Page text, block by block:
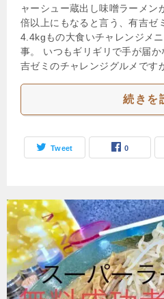
ャーシュー蔵出し味噌ラーメン
倍以上にもなると言う、有吉ゼ
4.4kgもの大食いチャレンジメ
事。 いつもギリギリで手が届
吉ゼミのチャレンジグルメです
続きを
Tweet 0